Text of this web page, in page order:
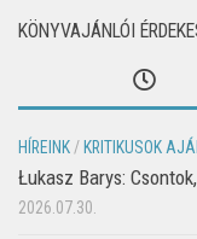
KÖNYVAJÁNLÓI
HÍREINK/ KRITIKUSOK
Łukasz Barys:
2026.07.30.